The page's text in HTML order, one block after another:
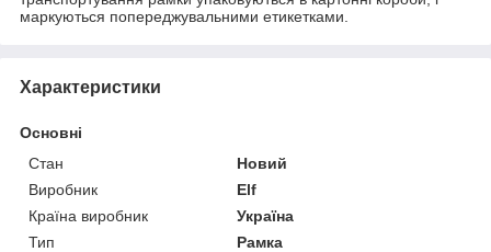
маркуються попереджувальними етикетками.
Характеристики
Основні
Стан
Новий
Виробник
Elf
Країна виробник
Україна
Тип
Рамка